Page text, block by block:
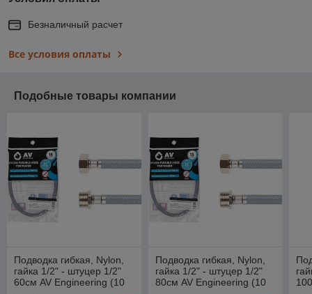
Безналичный расчет
Все условия оплаты
Подобные товары компании
Подводка гибкая, Nylon,
гайка 1/2" - штуцер 1/2"
60см AV Engineering (10
Подводка гибкая, Nylon,
гайка 1/2" - штуцер 1/2"
80см AV Engineering (10